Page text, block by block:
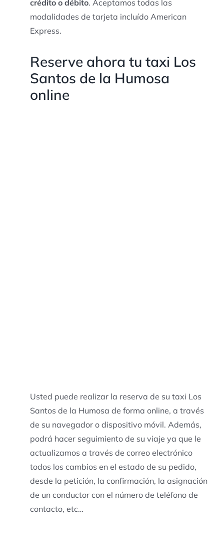
crédito o débito. Aceptamos todas las
modalidades de tarjeta incluído American
Express.
Reserve ahora tu taxi Los
Santos de la Humosa
online
Usted puede realizar la reserva de su taxi Los
Santos de la Humosa de forma online, a través
de su navegador o dispositivo móvil. Además,
podrá hacer seguimiento de su viaje ya que le
actualizamos a través de correo electrónico
todos los cambios en el estado de su pedido,
desde la petición, la confirmación, la asignación
de un conductor con el número de teléfono de
contacto, etc…